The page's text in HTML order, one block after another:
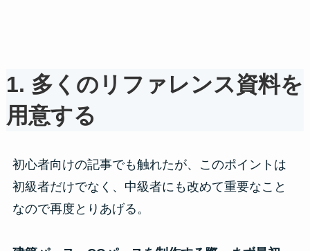
1. 多くのリファレンス資料を
用意する
初心者向けの記事でも触れたが、このポイントは
初級者だけでなく、中級者にも改めて重要なこと
なので再度とりあげる。